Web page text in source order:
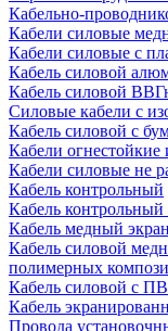
Кабельно-
Кабели силовые
Кабели силовые с
Кабель силовой
Кабель силовой
Силовые кабели с
Кабель силовой с
Кабели
Кабели силовые не
Кабель контрольный
Кабель
Кабель медный
Кабель силовой
полимерных
Кабель силовой с
Кабель
Провода